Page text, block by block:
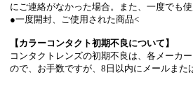
にご連絡がなかった場合。また、一度でも使
●一度開封、ご使用された商品<
【カラーコンタクト初期不良について】
コンタクトレンズの初期不良は、各メーカ
ので、お手数ですが、8日以内にメールまた